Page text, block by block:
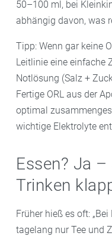
50–100 ml, bei
abhängig davon, was
Tipp: Wenn gar keine
Leitlinie eine einfache
Notlösung (Salz +
Fertige ORL aus der
optimal
wichtige Elektrolyte
Essen? Ja
Trinken
Früher hieß es oft:
tagelang nur Tee und